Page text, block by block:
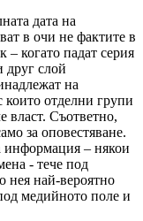
дата на
в очи не фактите в
– когато падат серия
друг слой
на
които отделни групи
власт. Съответно,
за оповестяване.
информация – някои
- тече под
нея най-вероятно
медийното поле и